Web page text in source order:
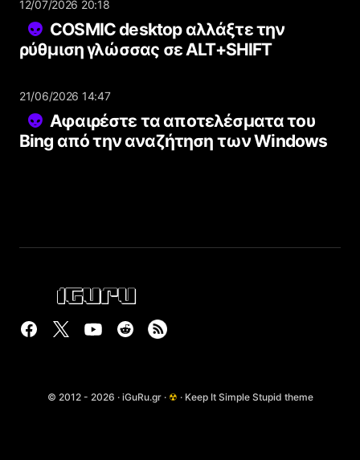
12/07/2026 20:18
COSMIC desktop αλλάξτε την
ρύθμιση γλώσσας σε ALT+SHIFT
21/06/2026 14:47
Αφαιρέστε τα αποτελέσματα του
Bing από την αναζήτηση των Windows
© 2012 - 2026 · iGuRu.gr · ☢ · Keep It Simple Stupid theme